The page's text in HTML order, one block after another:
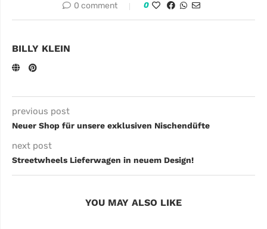
0 comment 0
BILLY KLEIN
previous post
Neuer Shop für unsere exklusiven Nischendüfte
next post
Streetwheels Lieferwagen in neuem Design!
YOU MAY ALSO LIKE